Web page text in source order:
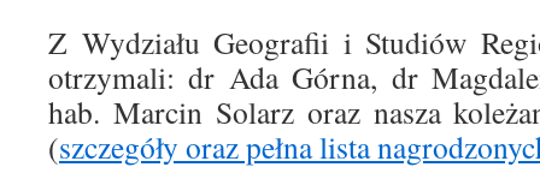
Z Wydziału Geografii i Studiów
otrzymali: dr Ada Górna, dr
hab. Marcin Solarz oraz nasza
(szczegóły oraz pełna lista